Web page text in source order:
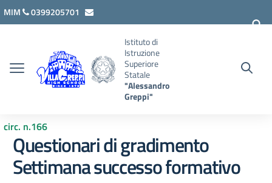
Vai ai contenuti
Vai al menu di navigazione
Vai al footer
MIM
0399205701
Istituto di
Istruzione
Superiore
Statale
"Alessandro
Greppi"
circ. n.166
Questionari di gradimento
Settimana successo formativo